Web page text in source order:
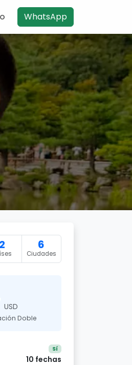
WhatsApp
2 6
Ciudades
USD
Doble
Sí
10 fechas